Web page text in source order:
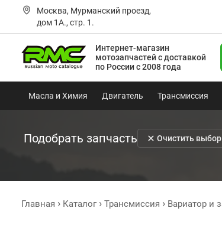
Москва, Мурманский проезд,
дом 1А., стр. 1.
Интернет-магазин
мотозапчастейс доставкой
по России с 2008 года
Масла и Химия Двигатель Трансмиссия
Подобрать запчасть Очистить выбор
Главная Каталог Трансмиссия Вариатор и